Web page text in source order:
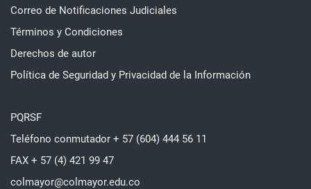
Correo de Notificaciones Judiciales
Términos y Condiciones
Derechos de autor
Política de Seguridad y Privacidad de la Información
PQRSF
Teléfono conmutador + 57 (604) 444 56 11
FAX + 57 (4) 421 99 47
colmayor@colmayor.edu.co